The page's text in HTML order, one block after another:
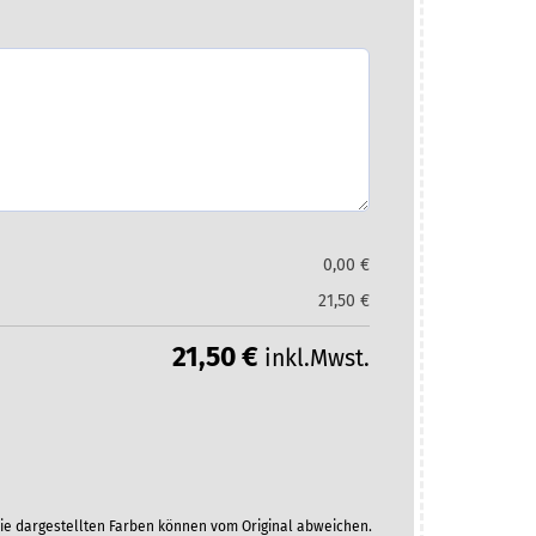
0,00 €
21,50 €
21,50€ inkl.Mwst.
dargestellten Farben können vom Original abweichen.